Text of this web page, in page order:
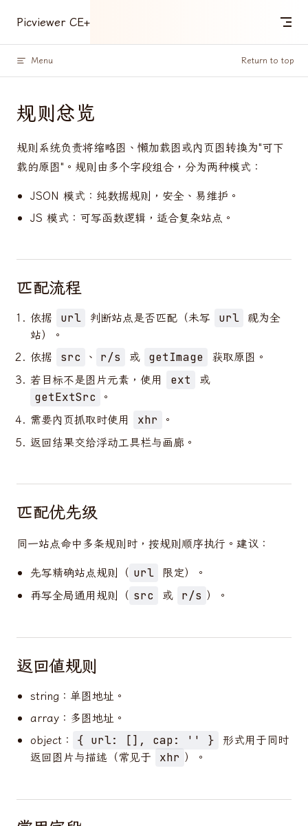
Skip to content
Picviewer CE+
Menu Return to top
规则总览
规则系统负责将缩略图、懒加载图或内页图转换为"可下
载的原图"。规则由多个字段组合，分为两种模式：
JSON 模式：纯数据规则，安全、易维护。
JS 模式：可写函数逻辑，适合复杂站点。
匹配流程
依据 url 判断站点是否匹配（未写 url
视为全
站）。
依据
src 、 r/s 或 getImage
获取原图。
若目标不是图片元素，使用
ext 或
getExtSrc
。
需要内页抓取时使用
xhr
。
返回结果交给浮动工具栏与画廊。
匹配优先级
同一站点命中多条规则时，按规则顺序执行。建议：
先写精确站点规则（ url
限定）。
再写全局通用规则（ src 或 r/s ）。
返回值规则
string：单图地址。
array：多图地址。
object：
{ url: [], cap: '' }
形式用于同时
返回图片与描述（常见于
xhr ）。